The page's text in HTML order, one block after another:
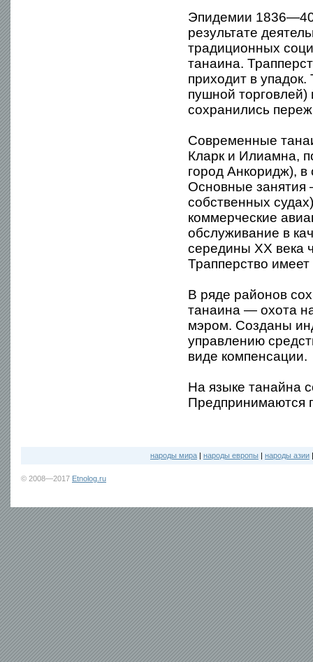
Эпидемии
результате
традиционных
танаина.
приходит в
пушной торговлей)
сохранились
Современные
Кларк и Илиамна,
город Анкоридж), в
Основные занятия
собственных
коммерческие
обслуживание в
середины XX века
Трапперство
В ряде районов
танаина — охота
мэром. Созданы
управлению
виде компенсации.
На языке танайна
Предпринимаются
народы мира | народы европы | народы азии
© 2008—2017 Etnolog.ru